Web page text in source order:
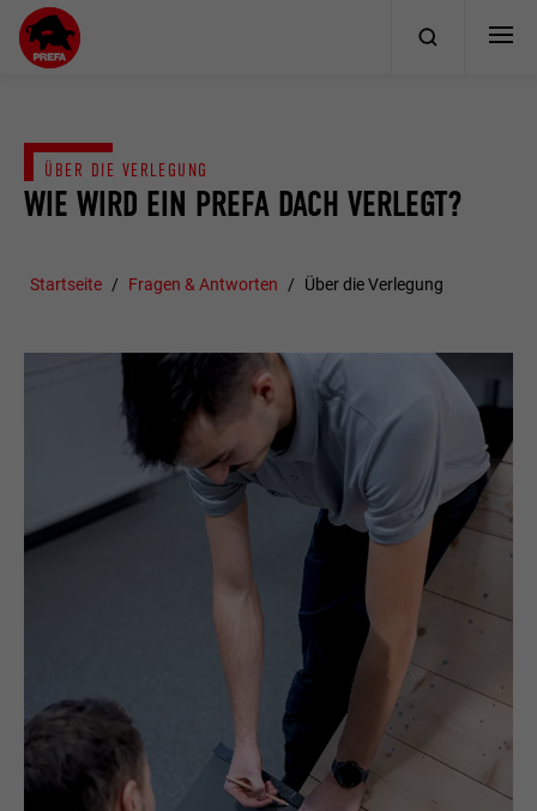
WIE WIRD EIN PREFA DACH VERLEGT?
ÜBER DIE VERLEGUNG
Startseite Fragen & Antworten Über die Verlegung